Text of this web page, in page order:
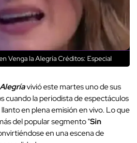
Venga la AlegríaCréditos: Especial
vivió este martes uno de sus
cuando la periodista de espectáculos
en plena emisión en vivo. Lo que
del popular segmento "Sin
en una escena de